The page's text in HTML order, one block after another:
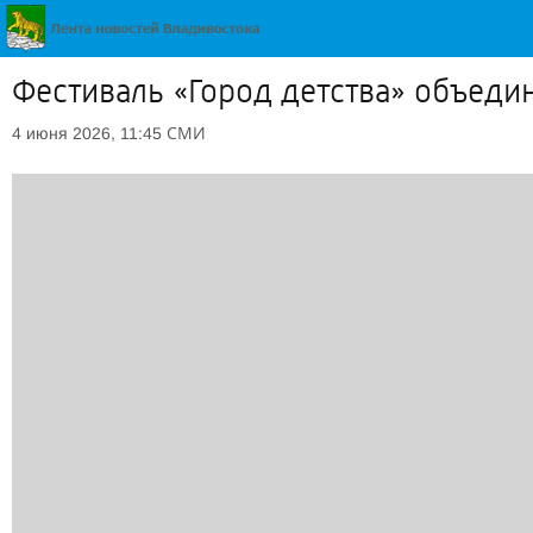
Фестиваль «Город детства»
4 июня 2026, 11:45 СМИ